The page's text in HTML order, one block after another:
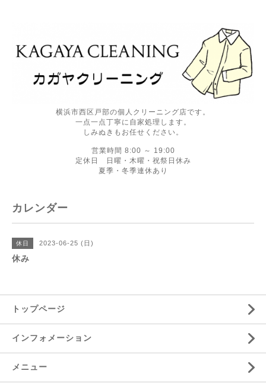
横浜市西区戸部の個人クリーニング店です。
一点一点丁寧に自家処理します。
しみぬきもお任せください。
営業時間 8:00 ～ 19:00
定休日 日曜・木曜・祝祭日休み
夏季・冬季連休あり
カレンダー
休日 2023-06-25 (日)
休み
トップページ
インフォメーション
メニュー